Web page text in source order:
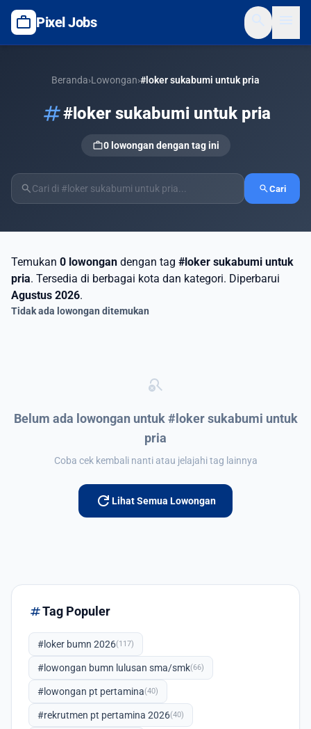
work Pixel Jobs
Beranda›Lowongan›#loker sukabumi untuk pria
tag#loker sukabumi untuk pria
work0 lowongan dengan tag ini
search searchCari
Temukan 0 lowongan dengan tag #loker sukabumi untuk
pria. Tersedia di berbagai kota dan kategori. Diperbarui
Agustus 2026.
Tidak ada lowongan ditemukan
search_off
Belum ada lowongan untuk #loker sukabumi untuk
pria
Coba cek kembali nanti atau jelajahi tag lainnya
refresh Lihat Semua Lowongan
tagTag Populer
#loker bumn 2026(117)
#lowongan bumn lulusan sma/smk(66)
#lowongan pt pertamina(40)
#rekrutmen pt pertamina 2026(40)